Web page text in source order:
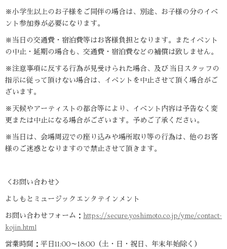
※小学生以上のお子様をご同伴の場合は、別途、お子様の分のイベ
ント参加券が必要になります。
※当日の交通費・宿泊費等はお客様負担となります。またイベント
の中止・延期の場合も、交通費・宿泊費などの補償は致しません。
※注意事項に反する行為が見受けられた場合、及び 当日スタッフの
指示に従って頂けない場合は、イベントを中止させて頂く場合がご
ざいます。
※天候やアーティストの都合等により、イベント内容は予告なく変
更または中止になる場合がございます。予めご了承ください。
※当日は、会場周辺での座り込みや場所取り等の行為は、他のお客
様のご迷惑となりますので禁止させて頂きます。
＜お問い合わせ＞
よしもとミュージックエンタテインメント
お問い合わせフォーム： https://secure.yoshimoto.co.jp/yme/contact-
kojin.html
営業時間：平日11:00～18:00（土・日・祝日、年末年始除く）